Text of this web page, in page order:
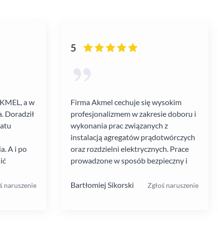
a w
Doradził
A i po
naruszenie
5
Firma Akmel cechuje się wysokim
profesjonalizmem w zakresie doboru i
wykonania prac związanych z
instalacją agregatów prądotwórczych
oraz rozdzielni elektrycznych. Prace
prowadzone w sposób bezpieczny i
Jakość i rodzaj stosowanych
Bartłomiej Sikorski Zgłoś naruszenie